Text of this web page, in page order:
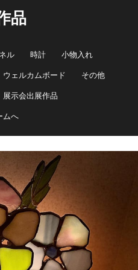
品
ル 時計 小物入れ
ウェルカムボード その他
示会出展作品
ムへ